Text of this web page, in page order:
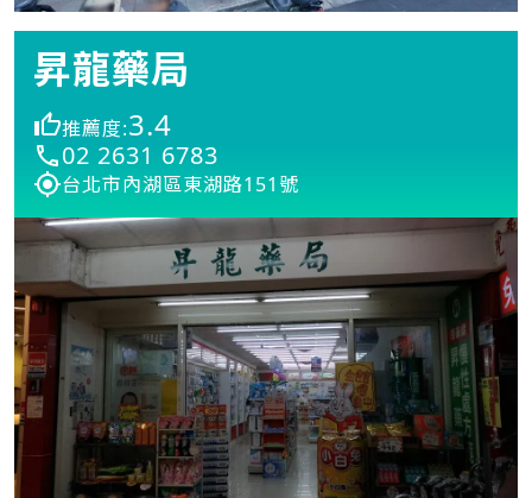
昇龍藥局
推薦度:3.4
02 2631 6783
台北市內湖區東湖路151號